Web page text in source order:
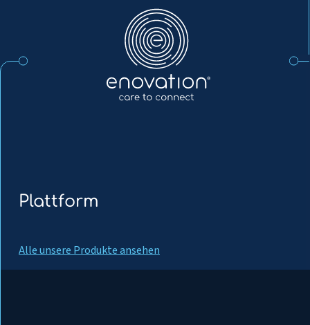
Plattform
Alle unsere Produkte ansehen